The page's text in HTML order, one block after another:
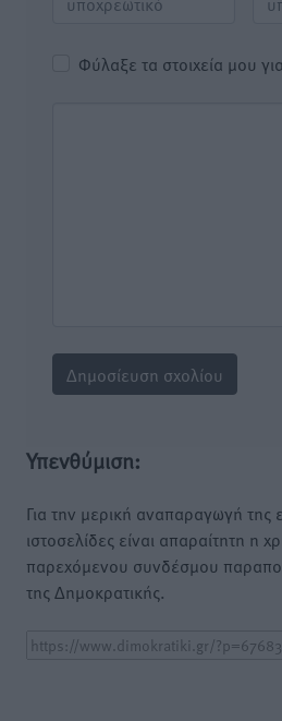
Φύλαξε τα στοιχεία μου
Υπενθύμιση:
Για την μερική αναπαραγωγή της
ιστοσελίδες είναι απαραίτητη η
παρεχόμενου συνδέσμου
της Δημοκρατικής.